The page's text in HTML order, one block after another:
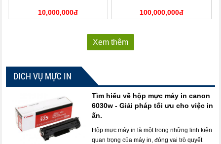
10,000,000đ 100,000,000đ
Xem thêm
DICH VỤ MỰC IN
Tìm hiểu về hộp mực máy in canon
6030w - Giải pháp tối ưu cho việc in
ấn.
Hộp mực máy in là một trong những linh kiện
quan trọng của máy in, đóng vai trò quyết